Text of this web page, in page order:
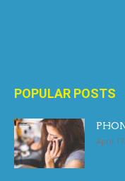
POPULAR POSTS
April